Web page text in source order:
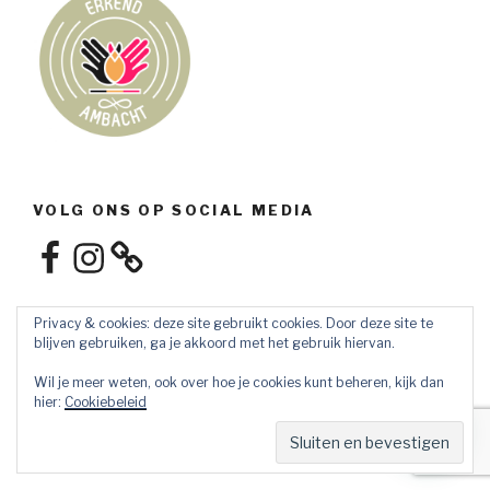
VOLG ONS OP SOCIAL MEDIA
FacebookInstagram
Privacybeleid
Privacy & cookies: deze site gebruikt cookies. Door deze site te
blijven gebruiken, ga je akkoord met het gebruik hiervan.
Wil je meer weten, ook over hoe je cookies kunt beheren, kijk dan
hier: Cookiebeleid